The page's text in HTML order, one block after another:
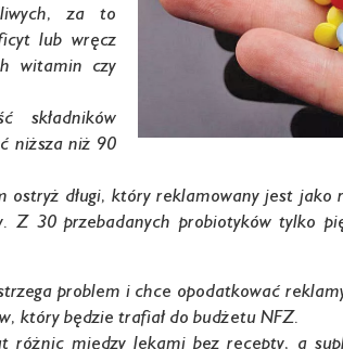
za to
lub wręcz
witamin czy
składników
niższa niż 90
długi, który reklamowany jest jako
30 przebadanych probiotyków tylko
problem i chce opodatkować
który będzie trafiał do budżetu NFZ.
różnic między lekami bez recepty, a